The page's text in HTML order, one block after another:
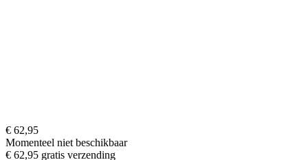
€ 62,95
Momenteel niet beschikbaar
€ 62,95 gratis verzending